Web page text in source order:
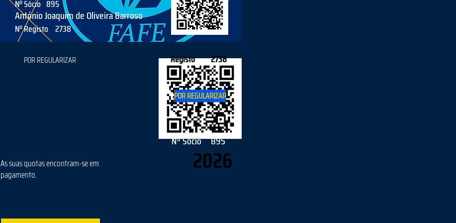
António Joaquim de Oliveira Barroso
895
Nº Sócio
Nº Registo 2738
POR REGULARIZAR
As suas quotas encontram-se em
pagamento.
2026
895
Nº Sócio
Registo 2738
POR REGULARIZAR